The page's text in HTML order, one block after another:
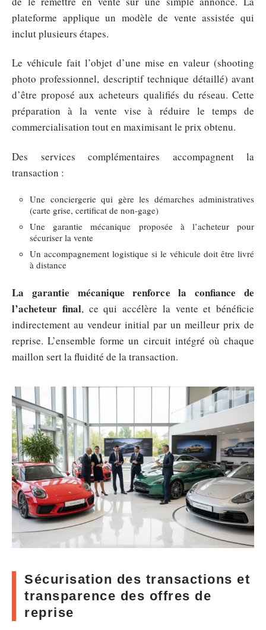
plateforme applique un modèle de vente assistée qui
inclut plusieurs étapes.
Le véhicule fait l’objet d’une mise en valeur (shooting
photo professionnel, descriptif technique détaillé) avant
d’être proposé aux acheteurs qualifiés du réseau. Cette
préparation à la vente vise à réduire le temps de
commercialisation tout en maximisant le prix obtenu.
Des services complémentaires accompagnent la
transaction :
Une conciergerie qui gère les démarches administratives
(carte grise, certificat de non-gage)
Une garantie mécanique proposée à l’acheteur pour
sécuriser la vente
Un accompagnement logistique si le véhicule doit être livré
à distance
La garantie mécanique renforce la confiance de
l’acheteur final, ce qui accélère la vente et bénéficie
indirectement au vendeur initial par un meilleur prix de
reprise. L’ensemble forme un circuit intégré où chaque
maillon sert la fluidité de la transaction.
Sécurisation des transactions et
transparence des offres de
reprise